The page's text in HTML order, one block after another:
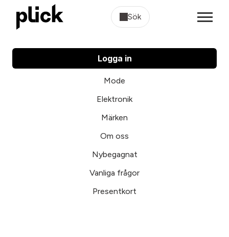
Sök
Logga in
Mode
Elektronik
Märken
Om oss
Nybegagnat
Vanliga frågor
Presentkort